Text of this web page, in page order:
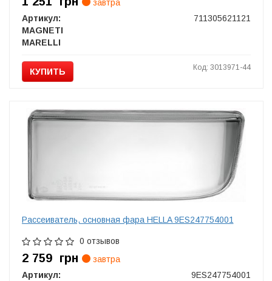
завтра
Артикул:
711305621121
MAGNETI
MARELLI
КУПИТЬ Код: 3013971-44
Рассеиватель, основная фара HELLA 9ES247754001
0 отзывов
2 759 грн
завтра
Артикул:
9ES247754001